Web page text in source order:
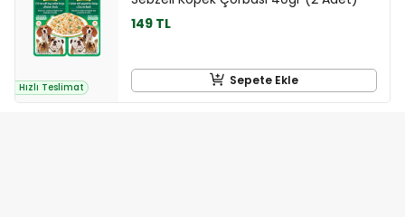
Hızlı Teslimat
149 TL
Sepete Ekle